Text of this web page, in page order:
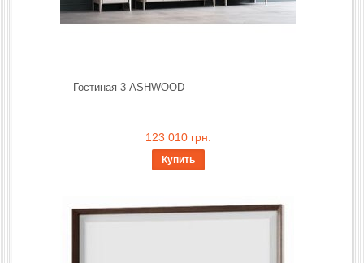
Гостиная 3 ASHWOOD
123 010 грн.
Купить